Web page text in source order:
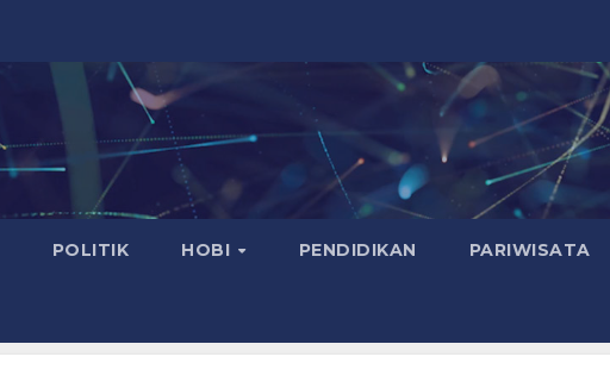
POLITIK HOBI PENDIDIKAN PARIWISATA